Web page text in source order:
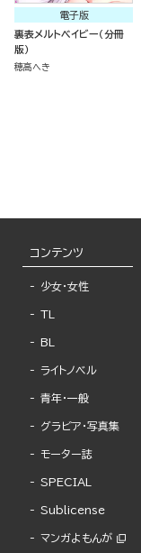
電子版
裏表メルトベイビー（分冊
版）
穂高へき
コンテンツ
少女・女性
TL
BL
ライトノベル
青年・一般
グラビア・写真集
モーター誌
SPECIAL
Sublicense
マンガよもんが